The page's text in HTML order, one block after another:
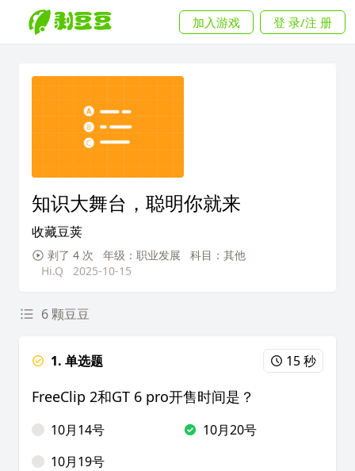
加入游戏 登 录/注 册
知识大舞台，聪明你就来
收藏豆荚
剥了 4 次 年级：职业发展
科目：其他
Hi.Q
2025-10-15
6 颗豆豆
1. 单选题 15 秒
FreeClip 2和GT 6 pro开售时间是？
10月14号
10月20号
10月19号